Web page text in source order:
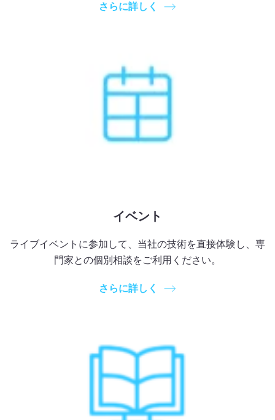
さらに詳しく
イベント
ライブイベントに参加して、当社の技術を直接体験し、専
門家との個別相談をご利用ください。
さらに詳しく